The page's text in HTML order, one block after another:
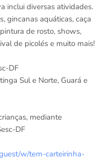
inclui diversas atividades.
gincanas aquáticas, caça
de rosto, shows,
de picolés e muito mais!
DF
Sul e Norte, Guará e
mediante
DF
w/tem-carteirinha-